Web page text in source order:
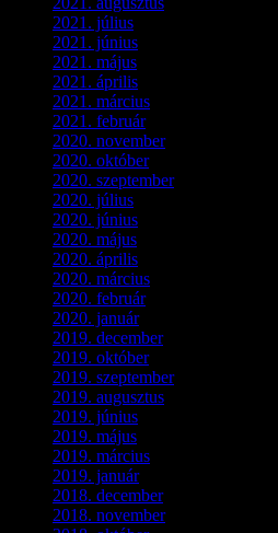
2021. július
2021. június
2021. május
2021. április
2021. március
2021. február(4)
2020. november(4)
2020. október(4)
2020. szeptember(1)
2020. július
2020. június
2020. május
2020. április
2020. március
2020. február(6)
2020. január(1)
2019. december(4)
2019. október(3)
2019. szeptember(2)
2019. augusztus
2019. június
2019. május
2019. március
2019. január(1)
2018. december(3)
2018. november(1)